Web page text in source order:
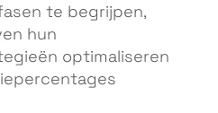
te begrijpen,
hun
optimaliseren